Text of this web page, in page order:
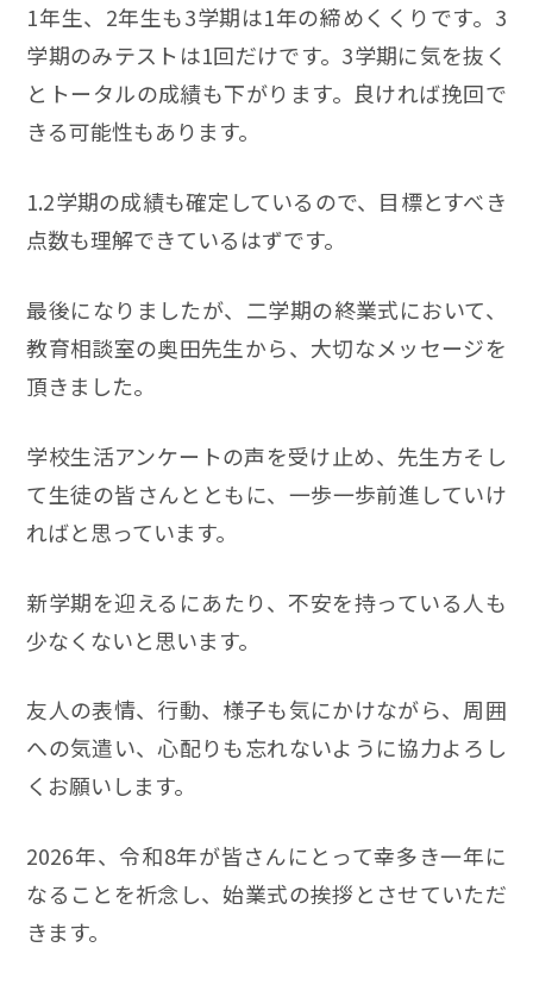
1年生、2年生も3学期は1年の締めくくりです。3
学期のみテストは1回だけです。3学期に気を抜く
とトータルの成績も下がります。良ければ挽回で
きる可能性もあります。
1.2学期の成績も確定しているので、目標とすべき
点数も理解できているはずです。
最後になりましたが、二学期の終業式において、
教育相談室の奥田先生から、大切なメッセージを
頂きました。
学校生活アンケートの声を受け止め、先生方そし
て生徒の皆さんとともに、一歩一歩前進していけ
ればと思っています。
新学期を迎えるにあたり、不安を持っている人も
少なくないと思います。
友人の表情、行動、様子も気にかけながら、周囲
への気遣い、心配りも忘れないように協力よろし
くお願いします。
2026年、令和8年が皆さんにとって幸多き一年に
なることを祈念し、始業式の挨拶とさせていただ
きます。